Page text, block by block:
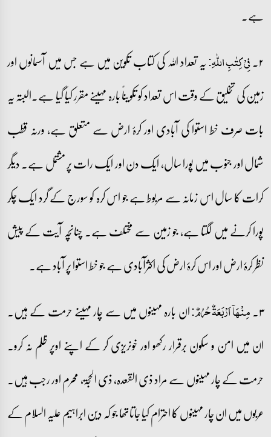
ہے۔
۲۔ فِیۡ کِتٰبِ اللّٰہِ:یہ تعداد اللہ کی کتاب تکوین میں ہے جس میں آسمانوں اور
زمین کی تخلیق کے وقت اس تعداد کو تکویناً بارہ مہینے مقرر کیا گیا ہے۔البتہ یہ
بات صرف خط استوا کی آبادی اور کرۂ ارض سے متعلق ہے، ورنہ قطب
شمال اور جنوب میں پورا سال، ایک دن اور ایک رات پر مشتمل ہے۔ دیگر
کرات کا سال اس زمانہ سے مربوط ہے جو اس کرہ کو سورج کے گرد ایک چکر
پورا کرنے میں لگتا ہے، جو زمین سے مختلف ہے۔ چنانچہ آیت کے پیش
نظر کرۂ ارض اور اس کرۂ ارض کی اکثرآبادی ہے جو خط استوا پر آباد ہے۔
۳۔ مِنۡہَاۤ اَرۡبَعَۃٌ حُرُمٌ:ان بارہ مہینوں میں سے چار مہینے حرمت کے ہیں۔
ان میں امن و سکون برقرار رکھو اور خونریزی کر کے اپنے اوپر ظلم نہ کرو۔
حرمت کے چار مہینوں سے مراد ذی القعدہ، ذی الحجۃ، محرم اور رجب ہیں۔
عربوں میں ان چار مہینوں کا احترام کیا جاتاتھا جو کہ دین ابراہیم علیہ السلام کے